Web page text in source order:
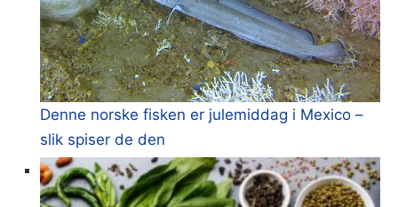
Denne norske fisken er julemiddag i Mexico –
slik spiser de den